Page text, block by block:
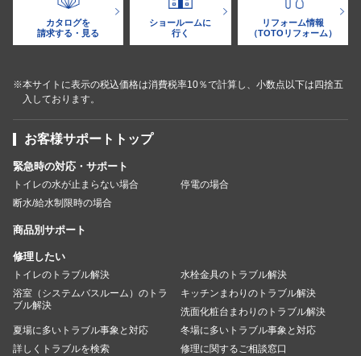
カタログを
請求する・見る
ショールームに
行く
リフォーム情報
（TOTOリフォーム）
※本サイトに表示の税込価格は消費税率10％で計算し、小数点以下は四捨五
入しております。
お客様サポートトップ
緊急時の対応・サポート
トイレの水が止まらない場合
停電の場合
断水/給水制限時の場合
商品別サポート
修理したい
トイレのトラブル解決
水栓金具のトラブル解決
浴室（システムバスルーム）のトラ
ブル解決
キッチンまわりのトラブル解決
洗面化粧台まわりのトラブル解決
夏場に多いトラブル事象と対応
冬場に多いトラブル事象と対応
詳しくトラブルを検索
修理に関するご相談窓口